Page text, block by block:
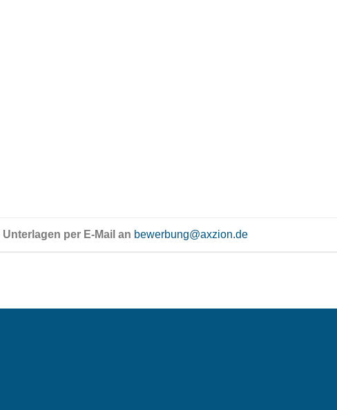
per E-Mail an bewerbung@axzion.de